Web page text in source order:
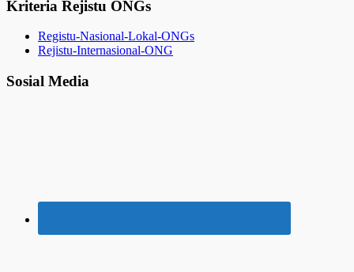
Kriteria Rejistu ONGs
Registu-Nasional-Lokal-ONGs
Rejistu-Internasional-ONG
Sosial Media